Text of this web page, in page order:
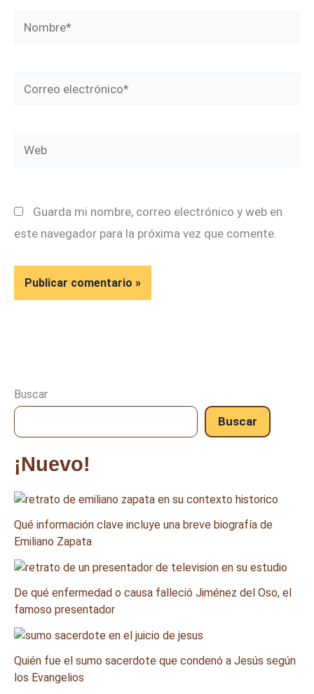
Nombre*
Correo
Web
Guarda mi nombre, correo electrónico y web en
este navegador para la próxima vez que comente.
Buscar
Buscar
¡Nuevo!
Qué información clave incluye una breve biografía de
Emiliano Zapata
De qué enfermedad o causa falleció Jiménez del Oso, el
famoso presentador
Quién fue el sumo sacerdote que condenó a Jesús según
los Evangelios